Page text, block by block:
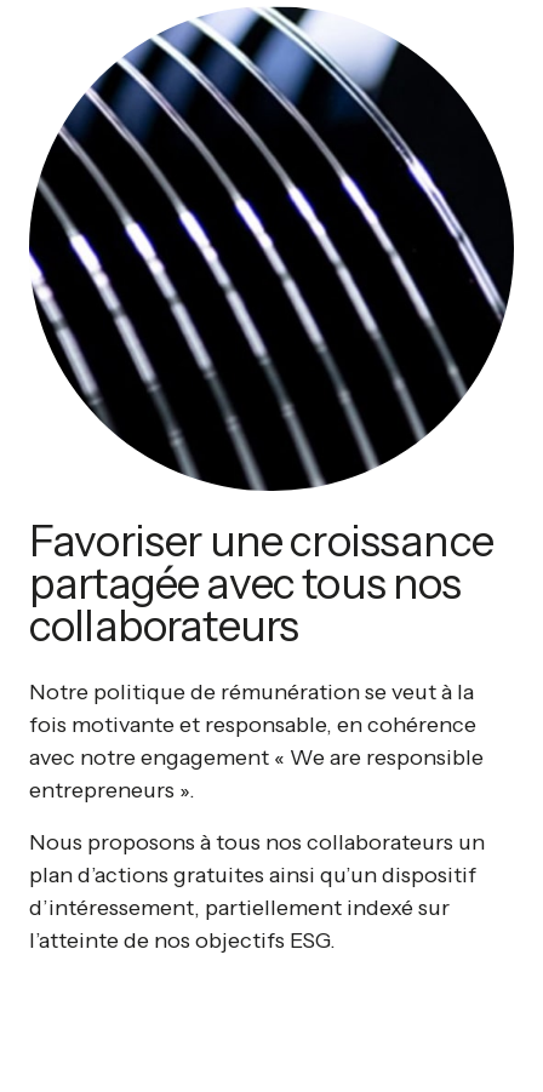
Favoriser une croissance
partagée avec tous nos
collaborateurs
Notre politique de rémunération se veut à la
fois motivante et responsable, en cohérence
avec notre engagement « We are responsible
entrepreneurs ».
Nous proposons à tous nos collaborateurs un
plan d’actions gratuites ainsi qu’un dispositif
d’intéressement, partiellement indexé sur
l’atteinte de nos objectifs ESG.